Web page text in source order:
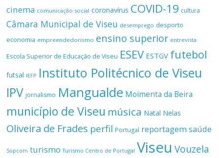
cinema comunicação social coronavírus COVID-19 cultura
Câmara Municipal de Viseu desemprego desporto
economia empreendedorismo ensino superior entrevista
Escola Superior de Educação de Viseu ESEV ESTGV futebol
futsal IEFP Instituto Politécnico de Viseu
IPV jornalismo Mangualde Moimenta da Beira
município de Viseu música Natal Nelas
Oliveira de Frades perfil Portugal reportagemsaúde
Sopcom turismo Turismo Centro de Portugal Viseu Vouzela